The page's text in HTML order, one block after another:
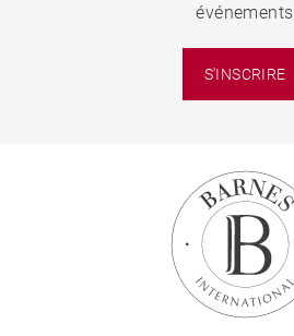
événements
S'INSCRIRE